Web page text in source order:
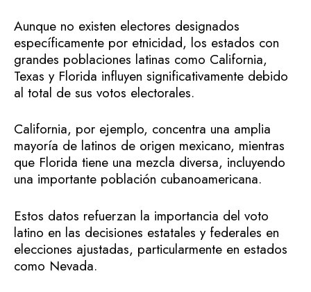
Aunque no existen electores designados
específicamente por etnicidad, los estados con
grandes poblaciones latinas como California,
Texas y Florida influyen significativamente debido
al total de sus votos electorales.
California, por ejemplo, concentra una amplia
mayoría de latinos de origen mexicano, mientras
que Florida tiene una mezcla diversa, incluyendo
una importante población cubanoamericana.
Estos datos refuerzan la importancia del voto
latino en las decisiones estatales y federales en
elecciones ajustadas, particularmente en estados
como Nevada.